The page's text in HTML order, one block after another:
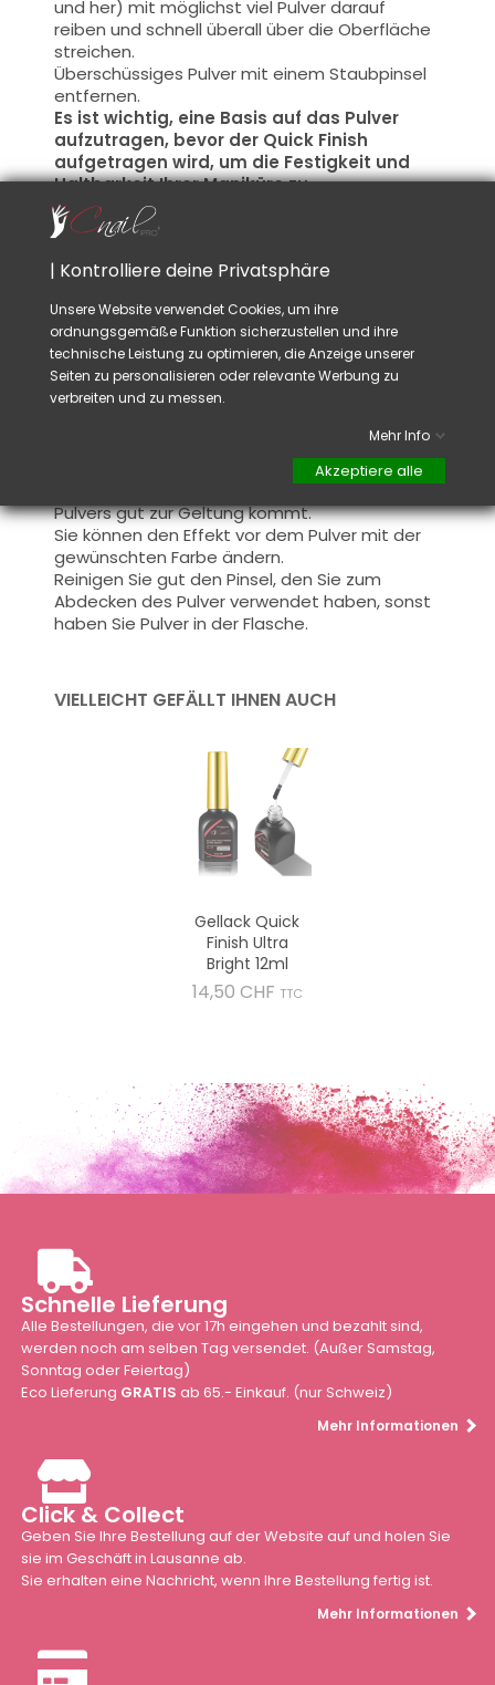
und her) mit möglichst viel Pulver darauf
reiben und schnell überall über die Oberfläche
streichen.
Überschüssiges Pulver mit einem Staubpinsel
entfernen.
Es ist wichtig, eine Basis auf das Pulver
aufzutragen, bevor der Quick Finish
aufgetragen wird, um die Festigkeit und
Haltbarkeit Ihrer Maniküre zu
gewährleisten.
Bedecken Sie gut die Nägel und die ränder mit
vermeiden.
Der Gel Quick finish ist kompatibel mit dem Gel
Polish , Acryl Gel, Acryl. Es hat keine
Kohäsionsschicht, was er mit allen
Spiegelpulvern kompatibel macht.
Wir empfehlen, das Pulver auf eine dunkle
Farbe aufzutragen, damit die Farbe des
Pulvers gut zur Geltung kommt.
Sie können den Effekt vor dem Pulver mit der
gewünschten Farbe ändern.
Reinigen Sie gut den Pinsel, den Sie zum
Abdecken des Pulver verwendet haben, sonst
haben Sie Pulver in der Flasche.
VIELLEICHT GEFÄLLT IHNEN AUCH
Gellack Quick
Finish Ultra
Bright 12ml
14,50 CHF Preis
TTC
Schnelle Lieferung
Alle Bestellungen, die vor 17h eingehen und bezahlt sind,
werden noch am selben Tag versendet. (Außer Samstag,
Sonntag oder Feiertag)
Eco Lieferung GRATIS ab 65.- Einkauf. (nur Schweiz)
Mehr Informationen
Click & Collect
Geben Sie Ihre Bestellung auf der Website auf und holen Sie
sie im Geschäft in Lausanne ab.
Sie erhalten eine Nachricht, wenn Ihre Bestellung fertig ist.
Mehr Informationen
| Kontrolliere deine Privatsphäre
Unsere Website verwendet Cookies, um ihre
ordnungsgemäße Funktion sicherzustellen und ihre
technische Leistung zu optimieren, die Anzeige unserer
Seiten zu personalisieren oder relevante Werbung zu
verbreiten und zu messen.
Mehr Info
Akzeptiere alle